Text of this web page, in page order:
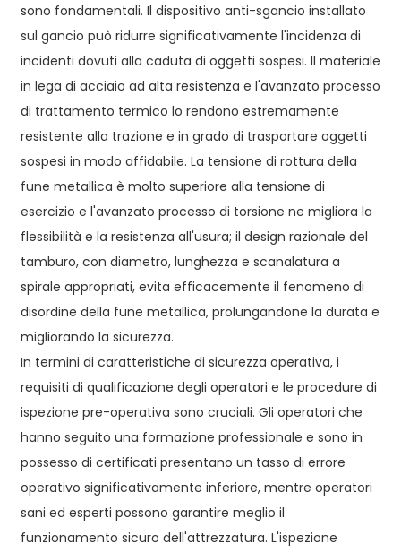
sono fondamentali. Il dispositivo anti-sgancio installato
sul gancio può ridurre significativamente l'incidenza di
incidenti dovuti alla caduta di oggetti sospesi. Il materiale
in lega di acciaio ad alta resistenza e l'avanzato processo
di trattamento termico lo rendono estremamente
resistente alla trazione e in grado di trasportare oggetti
sospesi in modo affidabile. La tensione di rottura della
fune metallica è molto superiore alla tensione di
esercizio e l'avanzato processo di torsione ne migliora la
flessibilità e la resistenza all'usura; il design razionale del
tamburo, con diametro, lunghezza e scanalatura a
spirale appropriati, evita efficacemente il fenomeno di
disordine della fune metallica, prolungandone la durata e
migliorando la sicurezza.
In termini di caratteristiche di sicurezza operativa, i
requisiti di qualificazione degli operatori e le procedure di
ispezione pre-operativa sono cruciali. Gli operatori che
hanno seguito una formazione professionale e sono in
possesso di certificati presentano un tasso di errore
operativo significativamente inferiore, mentre operatori
sani ed esperti possono garantire meglio il
funzionamento sicuro dell'attrezzatura. L'ispezione